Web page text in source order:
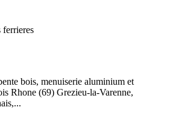
ferrieres
bois, menuiserie aluminium et
Rhone (69) Grezieu-la-Varenne,